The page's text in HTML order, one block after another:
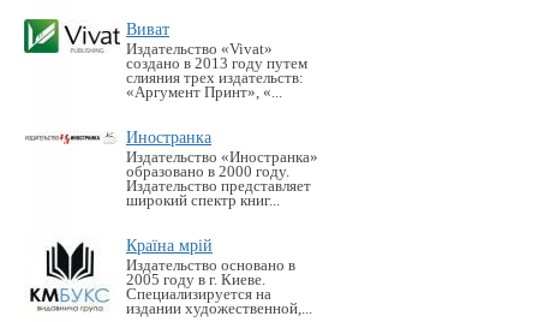
Виват
Издательство «Vivat»
создано в 2013 году путем
слияния трех издательств:
«Аргумент Принт», «...
Иностранка
Издательство «Иностранка»
образовано в 2000 году.
Издательство представляет
широкий спектр книг...
Країна мрій
Издательство основано в
2005 году в г. Киеве.
Специализируется на
издании художественной,...